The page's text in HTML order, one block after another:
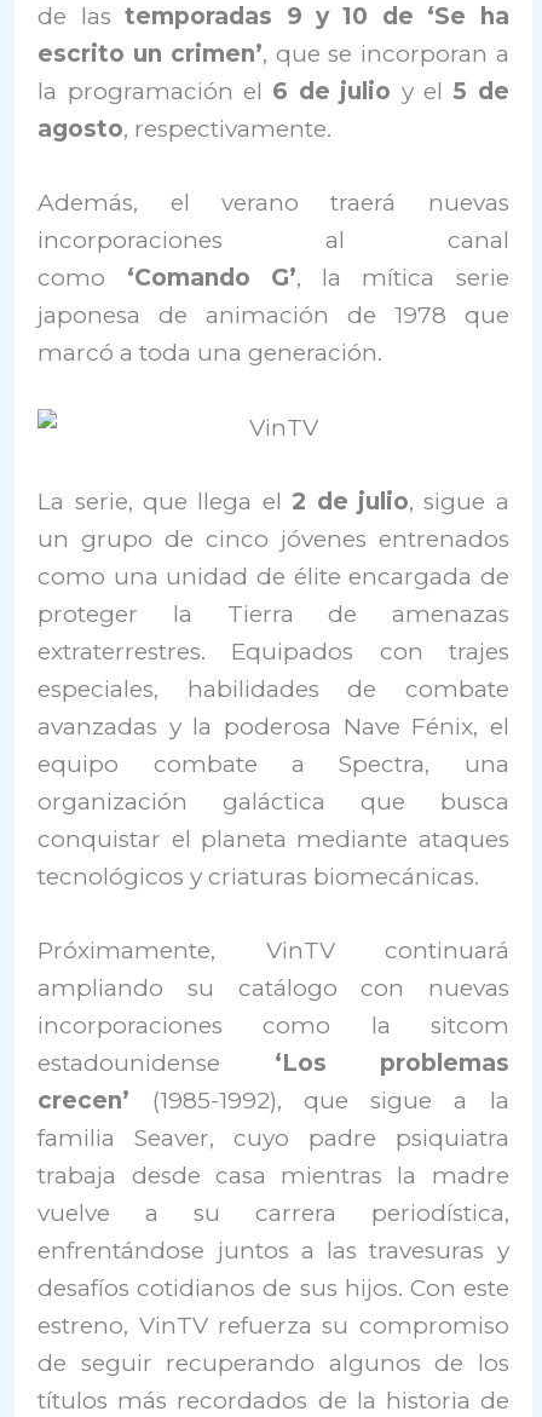
de lastemporadas 9 y 10 de ‘Se ha
escrito un crimen’, que se incorporan a
la programación el 6 de julio y el5 de
agosto, respectivamente.
Además, el verano traerá nuevas
incorporaciones al canal
como ‘Comando G’, la mítica serie
japonesa de animación de 1978 que
marcó a toda una generación.
La serie, que llega el2 de julio, sigue a
un grupo de cinco jóvenes entrenados
como una unidad de élite encargada de
proteger la Tierra de amenazas
extraterrestres. Equipados con trajes
especiales, habilidades de combate
avanzadas y la poderosa Nave Fénix, el
equipo combate a Spectra, una
organización galáctica que busca
conquistar el planeta mediante ataques
tecnológicos y criaturas biomecánicas.
Próximamente, VinTV continuará
ampliando su catálogo con nuevas
incorporaciones como la sitcom
estadounidense ‘Los problemas
crecen’ (1985-1992), que sigue a la
familia Seaver, cuyo padre psiquiatra
trabaja desde casa mientras la madre
vuelve a su carrera periodística,
enfrentándose juntos a las travesuras y
desafíos cotidianos de sus hijos. Con este
estreno, VinTV refuerza su compromiso
de seguir recuperando algunos de los
títulos más recordados de la historia de